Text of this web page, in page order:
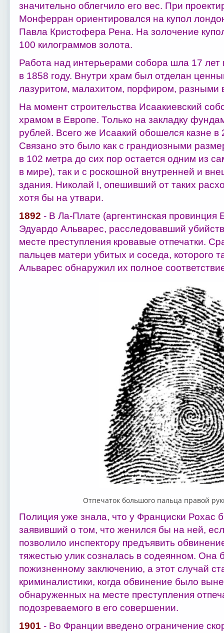
значительно облегчило его вес. При
Монферран ориентировался на купол
Павла Кристофера Рена. На золочение
100 килограммов золота.
Работа над интерьерами собора шла 17 лет
в 1858 году. Внутри храм был отделан
лазуритом, малахитом, порфиром, разными
На момент строительства Исаакиевский
храмом в Европе. Только на закладку
рублей. Всего же Исаакий обошелся казне
Связано это было как с грандиозными
в 102 метра до сих пор остается одним из
в мире), так и с роскошной внутренней и
здания. Николай I, опешивший от таких
хотя бы на утвари.
1892 - В Ла-Плате (аргентинская провинция
Эдуардо Альварес, расследовавший
месте преступления кровавые отпечатки.
пальцев матери убитых и соседа, которого
Альварес обнаружил их полное
Отпечаток большого пальца правой
Полиция уже знала, что у Франциски Рохас
заявивший о том, что женился бы на ней,
позволило инспектору предъявить
тяжестью улик созналась в содеянном. Она
пожизненному заключению, а этот случай
криминалистики, когда обвинение было
обнаруженных на месте преступления
подозреваемого в его совершении.
1901 - Во Франции введено ограничение